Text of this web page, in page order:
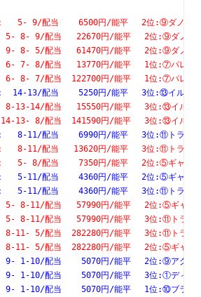
]：　 5- 9/配当    6500円/能平　 2
]: 5- 8- 9/配当   22670円/能平　 2
]: 9- 8- 5/配当   61470円/能平　 2
]: 6- 7- 8/配当   13770円/能平　 1
]: 6- 8- 7/配当  122700円/能平　
　]：　14-13/配当    5250円/能平
複]: 8-13-14/配当   15550円/能平
単]:14-13- 8/配当  141590円/能平
]：　 8-11/配当    6990円/能平　 3位
]：　 8-11/配当   13620円/能平　 3位
]：　 5- 8/配当    7350円/能平　 2
]：　 5-11/配当    4360円/能平　 2
]：　 5-11/配当    4360円/能平　 3位
]: 5- 8-11/配当   57990円/能平　 2
]: 5- 8-11/配当   57990円/能平　 3位
]: 8-11- 5/配当  282280円/能平　 3位
]: 8-11- 5/配当  282280円/能平　 2
単]: 9- 1-10/配当    5070円/能
]: 9- 1-10/配当    5070円/能平　 3
]: 9- 1-10/配当    5070円/能平　 1